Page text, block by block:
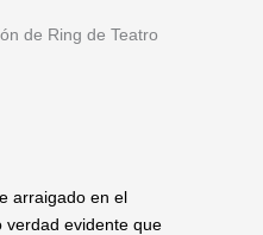
de Ring de Teatro
arraigado en el
verdad evidente que